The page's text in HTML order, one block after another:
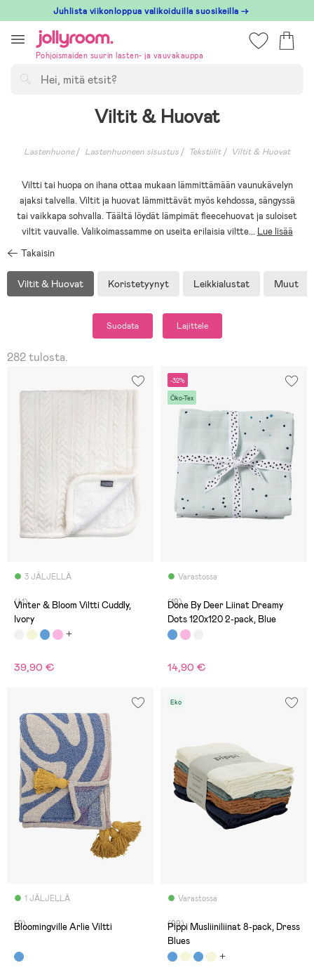
till
innehållet
Juhlista viikonloppua valikoiduilla suosikeilla →
Pohjoismaiden suurin lasten- ja vauvakauppa
Viltit & Huovat
Lastenhuone Lastenhuoneen sisustus Tekstiilit Viltit & Huovat
Viltti tai huopa on ihana ottaa mukaan lämmittämään vaunukävelyn
ajaksi talvella. Viltit ja huovat lämmittävät myös kehdossa, sängyssä
tai vaikkapa sohvalla. Täältä löydät lämpimät fleecehuovat ja suloiset
viltit vauvalle. Valikoimassamme on useita erilaisia viltte... Lue lisää
Takaisin
Viltit & Huovat Koristetyynyt Leikkialustat Muut
Suodata Lajittele
282 tulosta.
3 JÄLJELLÄ
(41)
Vinter & Bloom Viltti Cuddly,
Ivory
39,90 €
-32%
Öko-Tex
Varastossa
(19)
Done By Deer Liinat Dreamy
Dots 120x120 2-pack, Blue
14,90 €
1 JÄLJELLÄ
(0)
Bloomingville Arlie Viltti
Eko
Varastossa
(99)
Pippi Musliiniliinat 8-pack, Dress
Blues